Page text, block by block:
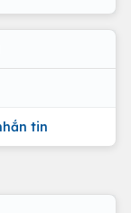
tin